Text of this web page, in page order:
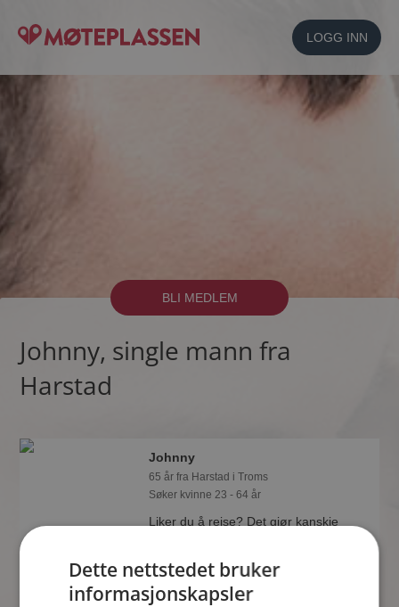
LOGG INN
BLI MEDLEM
Johnny, single mann fra
Harstad
Johnny
65 år fra Harstad i Troms
Søker kvinne 23 - 64 år
Liker du å reise? Det gjør kanskje
spennende fakta.
Dette nettstedet bruker
informasjonskapsler